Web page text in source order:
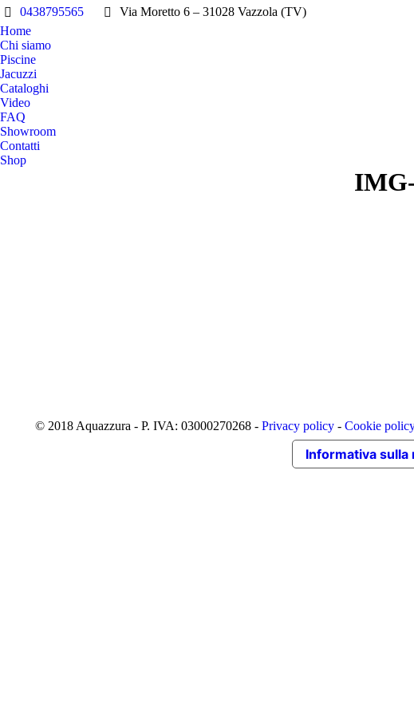
0438795565
Via Moretto 6 – 31028 Vazzola (TV)
Home
Chi siamo
Piscine
Jacuzzi
Cataloghi
Video
FAQ
Showroom
Contatti
Shop
© 2018 Aquazzura - P. IVA: 03000270268 - Privacy policy - Cookie
Informativa sulla